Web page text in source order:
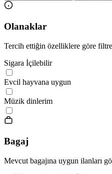
Olanaklar
Tercih ettiğin özelliklere göre
Sigara İçilebilir
Evcil hayvana uygun
Müzik dinlerim
Bagaj
Mevcut bagajına uygun ilanları